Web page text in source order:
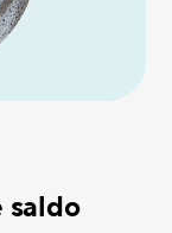
saldo